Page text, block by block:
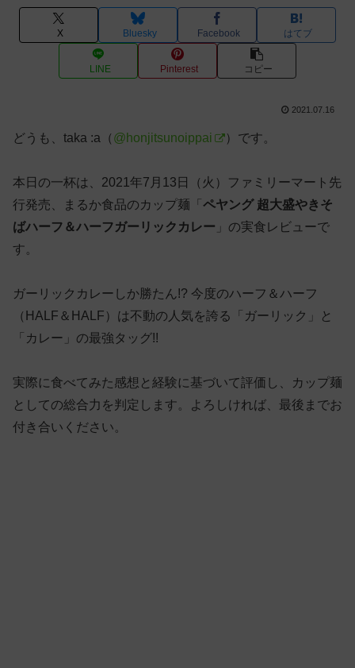
X Bluesky Facebook はてブ
LINE Pinterest コピー
2021.07.16
どうも、taka :a（ @honjitsunoippai ）です。
本日の一杯は、2021年7月13日（火）ファミリーマート先
行発売、まるか食品のカップ麺「 ペヤング 超大盛やきそ
ばハーフ＆ハーフガーリックカレー 」の実食レビューで
す。
ガーリックカレーしか勝たん!? 今度のハーフ＆ハーフ
（HALF＆HALF）は不動の人気を誇る「ガーリック」と
「カレー」の最強タッグ!!
実際に食べてみた感想と経験に基づいて評価し、カップ麺
としての総合力を判定します。よろしければ、最後までお
付き合いください。